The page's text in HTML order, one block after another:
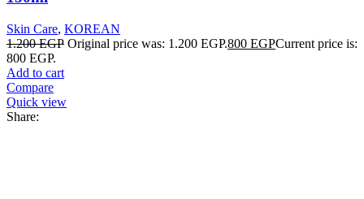
Skin Care, KOREAN
1.200EGP Original price was: 1.200 EGP.800 EGPCurrent price is:
800 EGP.
Add to cart
Compare
Quick view
Share: